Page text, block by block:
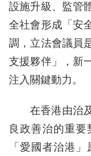
設施升級、監管
全社會形成「安
調，立法會議員
支援夥伴」，新
注入關鍵動力。
在香港由治
良政善治的重
「愛國者治港